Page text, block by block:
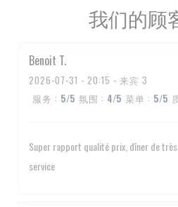
我们的顾
Benoit T
2026-07-31 - 20:15 - 来宾 3
服务 : 5/5 氛围 : 4/5 菜单 : 5/5
Super rapport qualité prix, dîner de
service